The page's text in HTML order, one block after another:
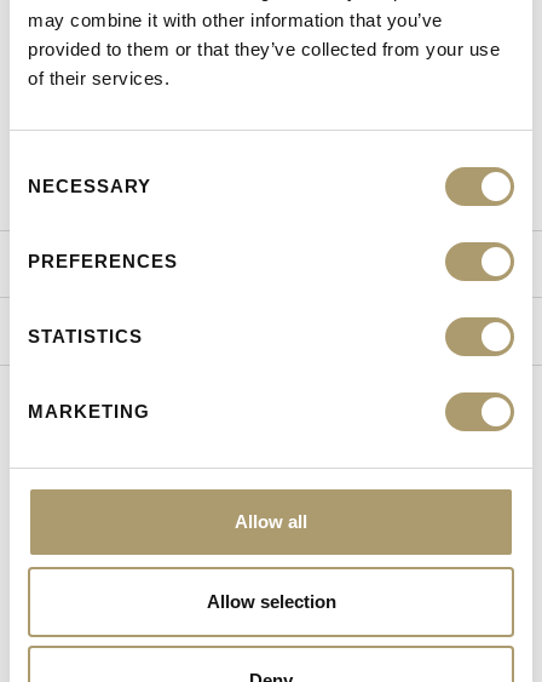
may combine it with other information that you’ve
provided to them or that they’ve collected from your use
of their services.
Selection
NECESSARY
PREFERENCES
STATISTICS
MARKETING
Allow all
Allow selection
Φύλο Άνδρας
ΤΡΟΠΟΙ ΑΠΟΣΤΟΛΗΣ
ΠΟΛΙΤΙΚΗ ΕΠΙΣΤΡΟΦΩΝ